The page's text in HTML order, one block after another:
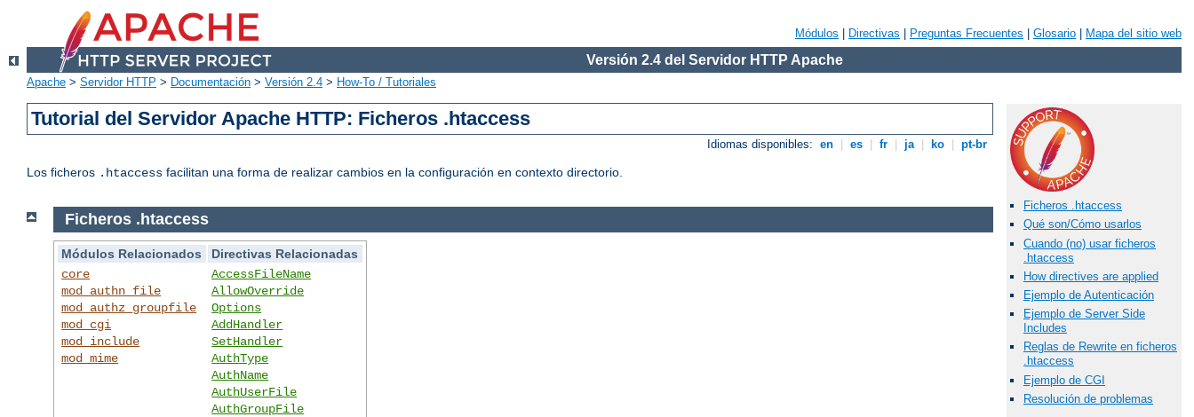
Módulos Directivas Preguntas Frecuentes Glosario Mapa del sitio web
Versión 2.4 del Servidor HTTP Apache
Apache > Servidor HTTP > Documentación > Versión 2.4 > How-To / Tutoriales
Tutorial del Servidor Apache HTTP: Ficheros .htaccess
Idiomas disponibles: en es fr ja ko pt-br
Los ficheros .htaccess facilitan una forma de realizar cambios en la configuración en contexto directorio.
Ficheros .htaccess
Qué son/Cómo usarlos
Cuando (no) usar ficheros
.htaccess
How directives are applied
Ejemplo de Autenticación
Ejemplo de Server Side
Includes
Reglas de Rewrite en ficheros
.htaccess
Ejemplo de CGI
Resolución de problemas
Ficheros .htaccess
Módulos Relacionados
Directivas Relacionadas
core
mod_authn_file
mod_authz_groupfile
mod_cgi
mod_include
mod_mime
AccessFileName
AllowOverride
Options
AddHandler
SetHandler
AuthType
AuthName
AuthUserFile
AuthGroupFile